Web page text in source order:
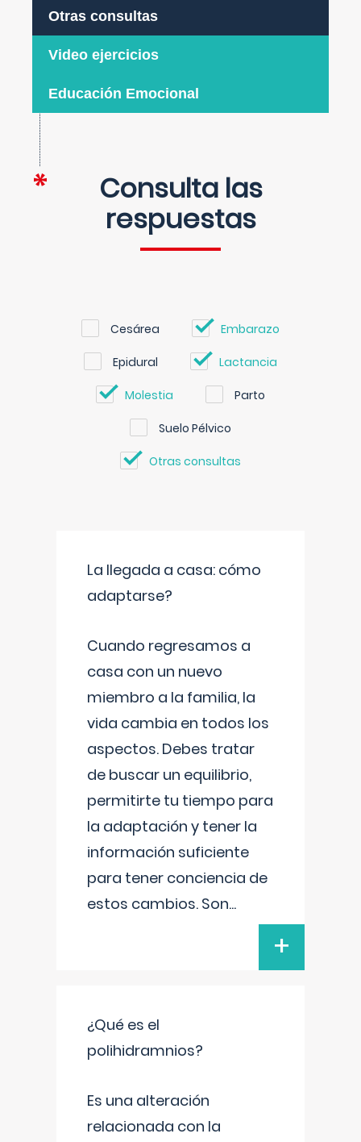
Otras consultas
Video ejercicios
Educación Emocional
Consulta las
respuestas
Cesárea Embarazo
Epidural Lactancia
Molestia Parto
Suelo Pélvico
Otras consultas
La llegada a casa: cómo
adaptarse?
Cuando regresamos a
casa con un nuevo
miembro a la familia, la
vida cambia en todos los
aspectos. Debes tratar
de buscar un equilibrio,
permitirte tu tiempo para
la adaptación y tener la
información suficiente
para tener conciencia de
estos cambios. Son...
+
¿Qué es el
polihidramnios?
Es una alteración
relacionada con la